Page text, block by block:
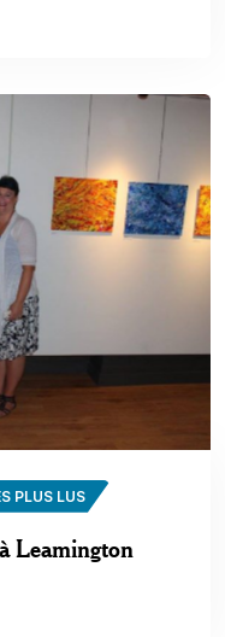
PLUS LUS
Leamington